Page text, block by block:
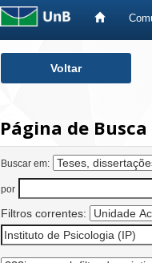
Voltar
Página de Busca
Buscar em:
por
Filtros correntes: